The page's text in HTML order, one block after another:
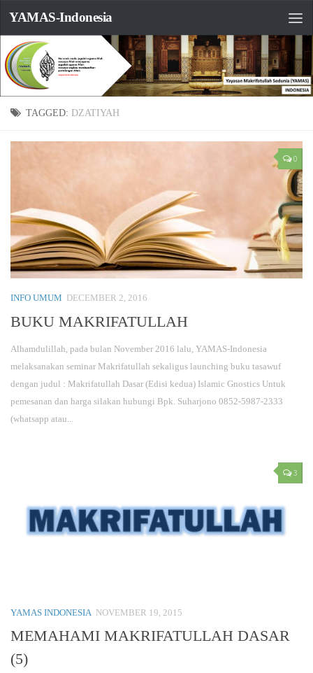
YAMAS-Indonesia
TAGGED: DZATIYAH
0
INFO UMUM DECEMBER 2, 2016
BUKU MAKRIFATULLAH
Alhamdulillah, pada bulan November 2016 lalu, YAMAS-Indonesia
melaksanakan seminar Makrifatullah sekaligus launching buku tasawuf
dengan judul : Makrifatullah Dasar (Edisi kedua) Islamic Gnostics Untuk
pemesanan dan harga silakan hubungi Bpk. Suharjono 0852-5987-2333
(whatsapp atau...
3
YAMAS INDONESIA NOVEMBER 19, 2015
MEMAHAMI MAKRIFATULLAH DASAR
(5)